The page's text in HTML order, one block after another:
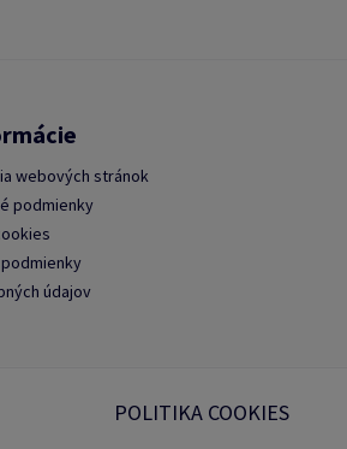
webových stránok
podmienky
údajov
POLITIKA COOKIES